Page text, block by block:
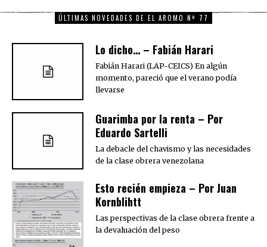
ÚLTIMAS NOVEDADES DE EL AROMO Nº 77
Lo dicho… – Fabián Harari
Fabián Harari (LAP-CEICS) En algún
momento, pareció que el verano podía
llevarse
Guarimba por la renta – Por
Eduardo Sartelli
La debacle del chavismo y las necesidades
de la clase obrera venezolana
Esto recién empieza – Por Juan
Kornblihtt
Las perspectivas de la clase obrera frente a
la devaluación del peso